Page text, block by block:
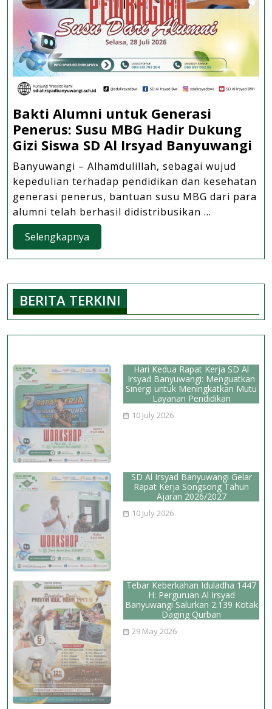
Bakti Alumni untuk Generasi
Penerus: Susu MBG Hadir Dukung
Gizi Siswa SD Al Irsyad Banyuwangi
SD
Al
Banyuwangi – Alhamdulillah, sebagai wujud
kepedulian terhadap pendidikan dan kesehatan
generasi penerus, bantuan susu MBG dari para
alumni telah berhasil didistribusikan ...
Selengkapnya
BERITA TERKINI
Hari Kedua Rapat Kerja SD Al
Irsyad Banyuwangi: Menguatkan
Sinergi untuk Meningkatkan Mutu
Layanan Pendidikan
10 July 2026
SD Al Irsyad Banyuwangi Gelar
Rapat Kerja Songsong Tahun
Ajaran 2026/2027
10 July 2026
Tebar Keberkahan Iduladha 1447
H: Perguruan Al Irsyad
Banyuwangi Salurkan 2.139 Kotak
Daging Qurban
29 May 2026